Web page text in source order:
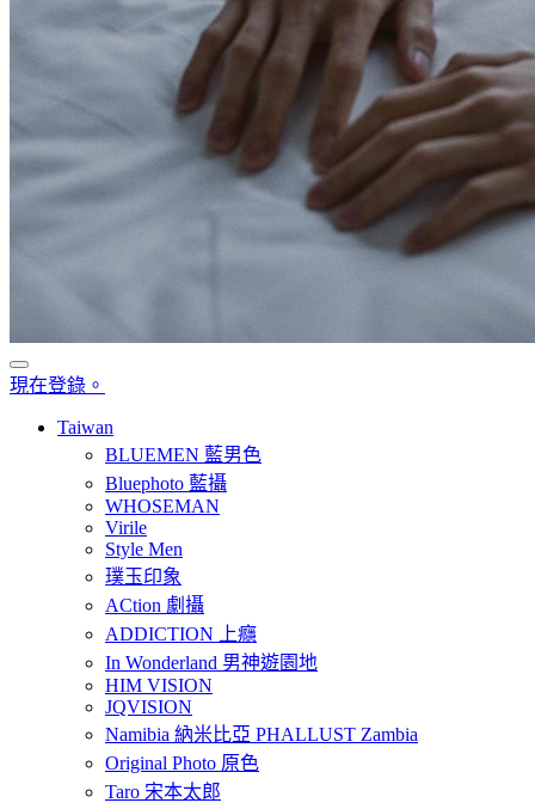
現在登錄。
Taiwan
BLUEMEN 藍男色
Bluephoto 藍攝
WHOSEMAN
Virile
Style Men
璞玉印象
ACtion 劇攝
ADDICTION 上癮
In Wonderland 男神遊園地
HIM VISION
JQVISION
Namibia 納米比亞 PHALLUST Zambia
Original Photo 原色
Taro 宋本太郎